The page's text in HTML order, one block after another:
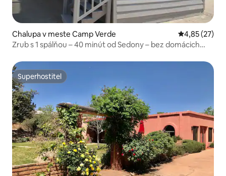
Chalupa v meste Camp Verde Priemerné
4,85 (27)
Zrub s 1 spálňou – 40 minút od Sedony – bez domácich
Superhostiteľ
Superhostiteľ